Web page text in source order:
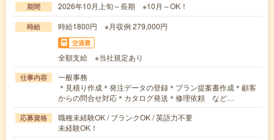
期間 2026年10月上旬～長期 ※10月～OK！
時給 時給1800円 ※月収例 279,000円
交通費
全額支給 ※当社規定あり
仕事内容
一般事務
＊見積り作成＊発注データの登録＊プラン提案書作成＊顧客
からの問合せ対応＊カタログ発送＊修理依頼 など…
応募資格
職種未経験OK / ブランクOK / 英語力不要
未経験OK！